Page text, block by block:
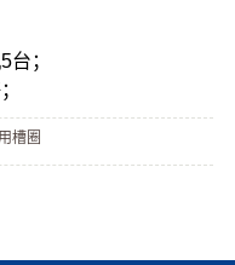
；
槽圈